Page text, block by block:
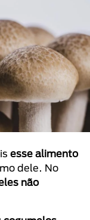
esse alimento
dele. No
não